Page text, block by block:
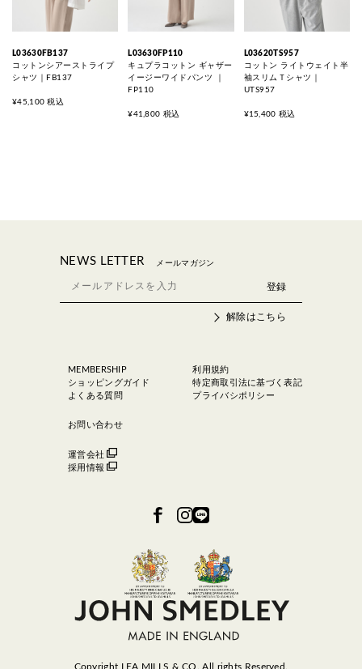
L03630FB137
コットンシアーストライプ
シャツ｜FB137
¥45,100 税込
L03630FP110
キュプラコットン ギャザー
イージーワイドパンツ ｜
FP110
¥41,800 税込
L03620TS957
コットン ライトウェイト半
袖スリムＴシャツ｜
UTS957
¥15,400 税込
NEWS LETTER メールマガジン
解除はこちら
MEMBERSHIP
ショッピングガイド
よくある質問
お問い合わせ
運営会社
採用情報
利用規約
特定商取引法に基づく表記
プライバシポリシー
Copyright LEA MILLS & CO. All rights Reserved.